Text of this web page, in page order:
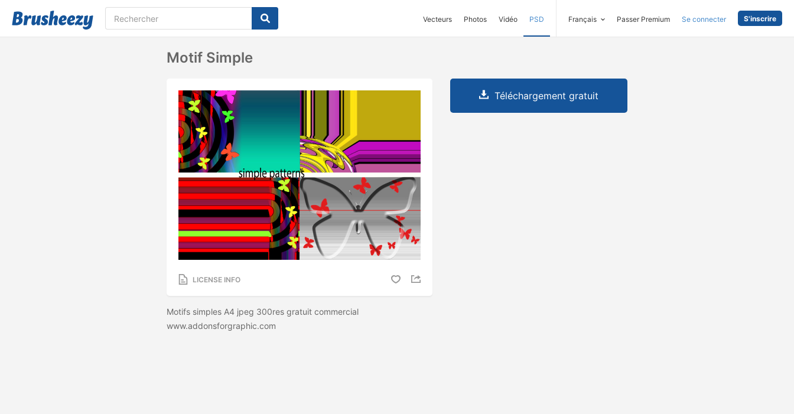
Vecteurs Photos Vidéo PSD Français Passer Premium Se connecter S'inscrire
Motif Simple
LICENSE INFO
Motifs simples A4 jpeg 300res gratuit commercial
www.addonsforgraphic.com
Téléchargement gratuit